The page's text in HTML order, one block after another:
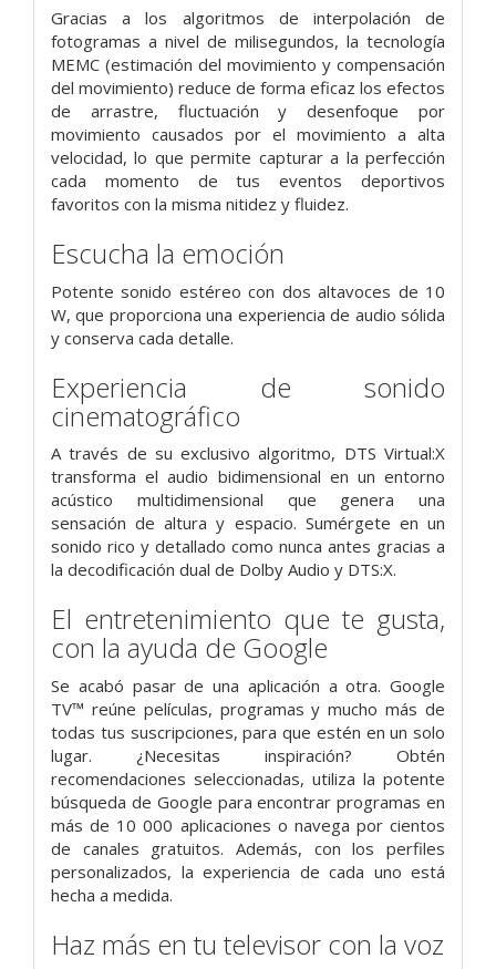
Gracias a los algoritmos de interpolación de
fotogramas a nivel de milisegundos, la tecnología
MEMC (estimación del movimiento y compensación
del movimiento) reduce de forma eficaz los efectos
de arrastre, fluctuación y desenfoque por
movimiento causados por el movimiento a alta
velocidad, lo que permite capturar a la perfección
cada momento de tus eventos deportivos
favoritos con la misma nitidez y fluidez.
Escucha la emoción
Potente sonido estéreo con dos altavoces de 10
W, que proporciona una experiencia de audio sólida
y conserva cada detalle.
Experiencia de sonido
cinematográfico
A través de su exclusivo algoritmo, DTS Virtual:X
transforma el audio bidimensional en un entorno
acústico multidimensional que genera una
sensación de altura y espacio. Sumérgete en un
sonido rico y detallado como nunca antes gracias a
la decodificación dual de Dolby Audio y DTS:X.
El entretenimiento que te gusta,
con la ayuda de Google
Se acabó pasar de una aplicación a otra. Google
TV™ reúne películas, programas y mucho más de
todas tus suscripciones, para que estén en un solo
lugar. ¿Necesitas inspiración? Obtén
recomendaciones seleccionadas, utiliza la potente
búsqueda de Google para encontrar programas en
más de 10 000 aplicaciones o navega por cientos
de canales gratuitos. Además, con los perfiles
personalizados, la experiencia de cada uno está
hecha a medida.
Haz más en tu televisor con la voz